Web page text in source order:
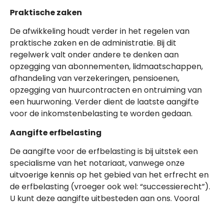
Praktische zaken
De afwikkeling houdt verder in het regelen van
praktische zaken en de administratie. Bij dit
regelwerk valt onder andere te denken aan
opzegging van abonnementen, lidmaatschappen,
afhandeling van verzekeringen, pensioenen,
opzegging van huurcontracten en ontruiming van
een huurwoning. Verder dient de laatste aangifte
voor de inkomstenbelasting te worden gedaan.
Aangifte erfbelasting
De aangifte voor de erfbelasting is bij uitstek een
specialisme van het notariaat, vanwege onze
uitvoerige kennis op het gebied van het erfrecht en
de erfbelasting (vroeger ook wel: “successierecht”).
U kunt deze aangifte uitbesteden aan ons. Vooral